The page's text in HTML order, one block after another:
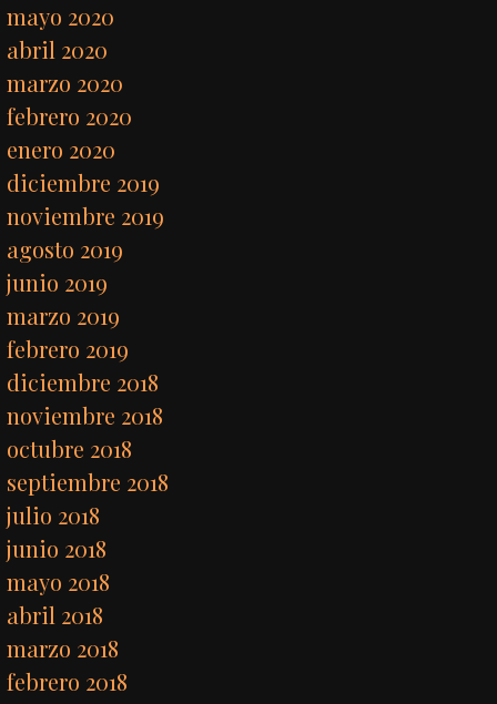
mayo 2020
abril 2020
marzo 2020
febrero 2020
enero 2020
diciembre 2019
noviembre 2019
agosto 2019
junio 2019
marzo 2019
febrero 2019
diciembre 2018
noviembre 2018
octubre 2018
septiembre 2018
julio 2018
junio 2018
mayo 2018
abril 2018
marzo 2018
febrero 2018